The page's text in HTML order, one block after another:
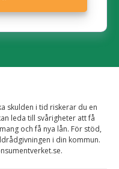
skulden i tid riskerar du en
leda till svårigheter att få
och få nya lån. För stöd,
i din kommun.